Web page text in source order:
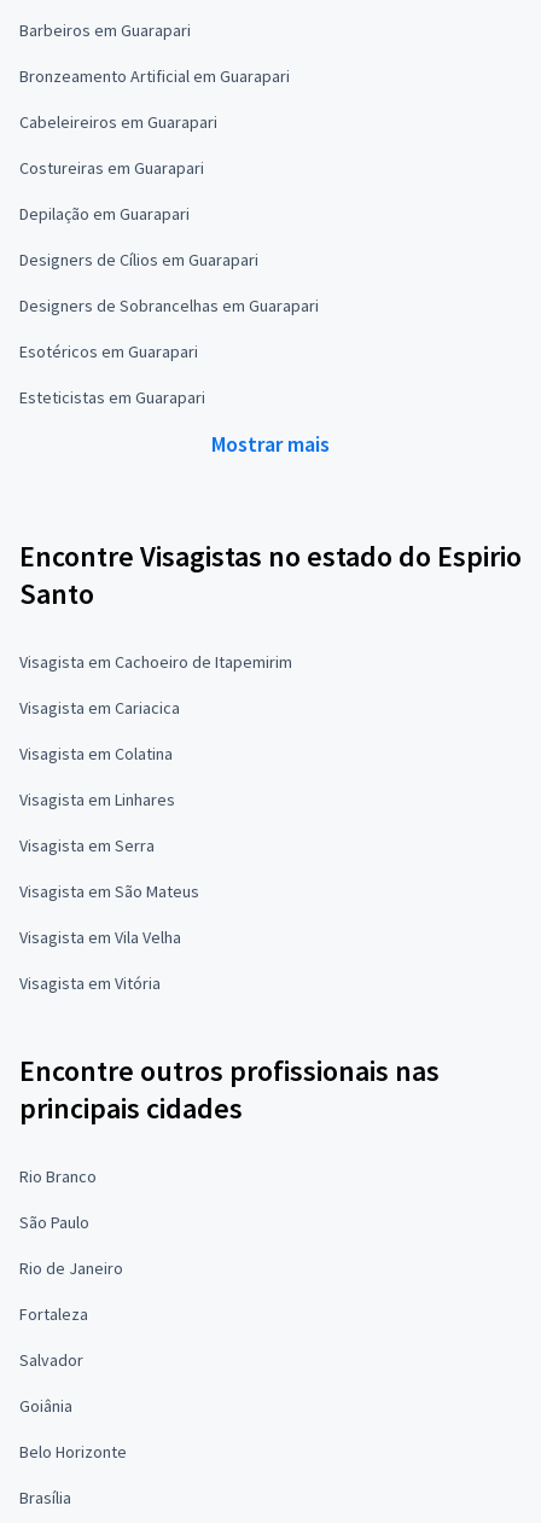
Barbeiros em Guarapari
Bronzeamento Artificial em Guarapari
Cabeleireiros em Guarapari
Costureiras em Guarapari
Depilação em Guarapari
Designers de Cílios em Guarapari
Designers de Sobrancelhas em Guarapari
Esotéricos em Guarapari
Esteticistas em Guarapari
Mostrar mais
Encontre Visagistas no estado do Espirio
Santo
Visagista em Cachoeiro de Itapemirim
Visagista em Cariacica
Visagista em Colatina
Visagista em Linhares
Visagista em Serra
Visagista em São Mateus
Visagista em Vila Velha
Visagista em Vitória
Encontre outros profissionais nas
principais cidades
Rio Branco
São Paulo
Rio de Janeiro
Fortaleza
Salvador
Goiânia
Belo Horizonte
Brasília